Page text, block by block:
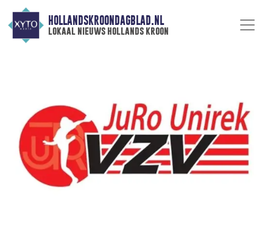
HOLLANDSKROONDAGBLAD.NL
lokaal nieuws hollands kroon